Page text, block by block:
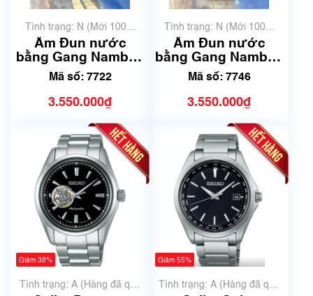
Tình trạng: N (Mới 100%
chưa qua sử dụng)
Ấm Đun nước
bằng Gang Nambu |
Dung tích 1.2L | Mã
Mã số: 7722
3.550.000₫
Tình trạng: N (Mới 100%
chưa qua sử dụng)
Ấm Đun nước
bằng Gang Nambu |
Dung tích 1.6L | Mã
Mã số: 7746
3.550.000₫
Giảm 38%
Tình trạng: A (Hàng đã qua
Giảm 55%
Tình trạng: A (Hàng đã qua